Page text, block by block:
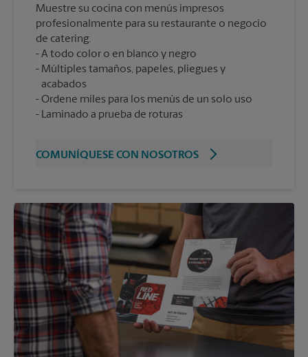
Muestre su cocina con menús impresos
profesionalmente para su restaurante o negocio
de catering.
A todo color o en blanco y negro
Múltiples tamaños, papeles, pliegues y
acabados
Ordene miles para los menús de un solo uso
Laminado a prueba de roturas
COMUNÍQUESE CON NOSOTROS